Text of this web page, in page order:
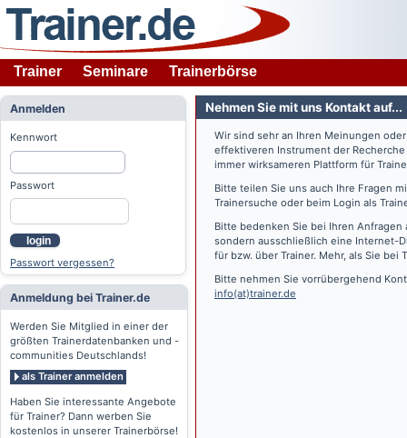
Trainer Seminare Trainerbörse
Anmelden
Kennwort
Passwort
login
Passwort vergessen?
Anmeldung bei Trainer.de
Werden Sie Mitglied in einer der
größten Trainerdatenbanken und -
communities Deutschlands!
als Trainer anmelden
Haben Sie interessante Angebote
für Trainer? Dann werben Sie
kostenlos in unserer Trainerbörse!
Nehmen Sie mit uns Kontakt auf...
Wir sind sehr an Ihren Meinungen
effektiveren Instrument der
immer wirksameren Plattform für
Bitte teilen Sie uns auch Ihre Fragen
Trainersuche oder beim Login als
Bitte bedenken Sie bei Ihren
sondern ausschließlich eine Internet-
für bzw. über Trainer. Mehr, als Sie bei
Bitte nehmen Sie vorrübergehend
info(at)trainer.de